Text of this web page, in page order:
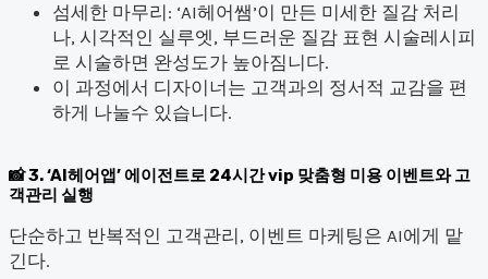
섬세한 마무리: ‘AI헤어쌤’이 만든 미세한 질감 처리
나, 시각적인 실루엣, 부드러운 질감 표현 시술레시피
로 시술하면 완성도가 높아짐니다.
이 과정에서 디자이너는 고객과의 정서적 교감을 편
하게 나눌수 있습니다.
3. ‘AI헤어앱’ 에이전트로 24시간 vip 맞춤형 미용 이벤트와 고
객관리 실행
단순하고 반복적인 고객관리, 이벤트 마케팅은 AI에게 맡
긴다.